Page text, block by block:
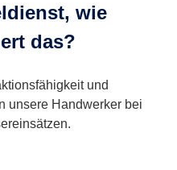
wie
das?
und
unsere Handwerker bei